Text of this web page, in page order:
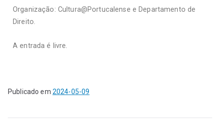
Organização: Cultura@Portucalense e Departamento de
Direito.
A entrada é livre.
Publicado em 2024-05-09